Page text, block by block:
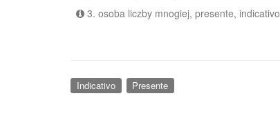
3. osoba liczby mnogiej, presente, indicativo
Indicativo Presente